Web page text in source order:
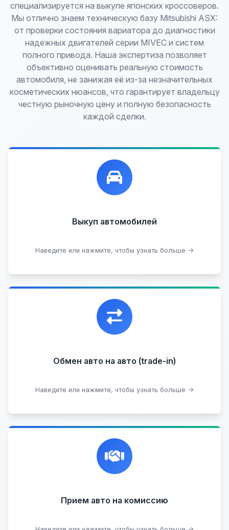
специализируется на выкупе японских кроссоверов.
Мы отлично знаем техническую базу Mitsubishi ASX:
от проверки состояния вариатора до диагностики
надежных двигателей серии MIVEC и систем
полного привода. Наша экспертиза позволяет
объективно оценивать реальную стоимость
автомобиля, не занижая её из-за незначительных
косметических нюансов, что гарантирует владельцу
честную рыночную цену и полную безопасность
каждой сделки.
Выкуп автомобилей
Наведите или нажмите, чтобы узнать больше →
Лучшие предложения по выкупу автомобилей,
любых:
Проблемные
Кредитные
В залоге
Узнать стоимость
Обмен авто на авто (trade-in)
Наведите или нажмите, чтобы узнать больше →
Уникальная возможность обменять ваш
автомобиль с доплатой, подобрав вам
подходящий вариант.
Подобрать авто
Прием авто на комиссию
Честная и профессиональная экспертиза, реклама,
переговоры с клиентами, подготовка документов,
сопровождение сделки.
Прием битых авто